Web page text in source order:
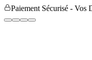
Paiement Sécurisé - Vos